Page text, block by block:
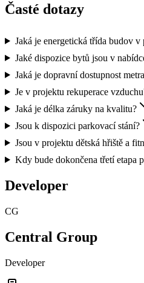
Časté dotazy
Jaká je energetická třída budov
Jaké dispozice bytů jsou v
Jaká je dopravní dostupnost
Je v projektu rekuperace
Jaká je délka záruky na kvalitu?
Jsou k dispozici parkovací stání?
Jsou v projektu dětská hřiště a
Kdy bude dokončena třetí etapa
Developer
CG
Central Group
Developer